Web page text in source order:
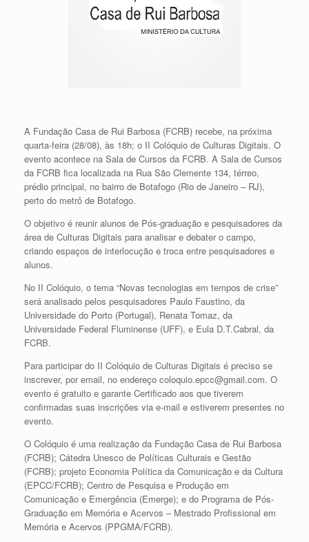
A Fundação Casa de Rui Barbosa (FCRB) recebe, na próxima
quarta-feira (28/08), às 18h; o II Colóquio de Culturas Digitais. O
evento acontece na Sala de Cursos da FCRB. A Sala de Cursos
da FCRB fica localizada na Rua São Clemente 134, térreo,
prédio principal, no bairro de Botafogo (Rio de Janeiro – RJ),
perto do metrô de Botafogo.
O objetivo é reunir alunos de Pós-graduação e pesquisadores da
área de Culturas Digitais para analisar e debater o campo,
criando espaços de interlocução e troca entre pesquisadores e
alunos.
No II Colóquio, o tema “Novas tecnologias em tempos de crise”
será analisado pelos pesquisadores Paulo Faustino, da
Universidade do Porto (Portugal), Renata Tomaz, da
Universidade Federal Fluminense (UFF), e Eula D.T.Cabral, da
FCRB.
Para participar do II Colóquio de Culturas Digitais é preciso se
inscrever, por email, no endereço coloquio.epcc@gmail.com. O
evento é gratuito e garante Certificado aos que tiverem
confirmadas suas inscrições via e-mail e estiverem presentes no
evento.
O Colóquio é uma realização da Fundação Casa de Rui Barbosa
(FCRB); Cátedra Unesco de Políticas Culturais e Gestão
(FCRB); projeto Economia Política da Comunicação e da Cultura
(EPCC/FCRB); Centro de Pesquisa e Produção em
Comunicação e Emergência (Emerge); e do Programa de Pós-
Graduação em Memória e Acervos – Mestrado Profissional em
Memória e Acervos (PPGMA/FCRB).